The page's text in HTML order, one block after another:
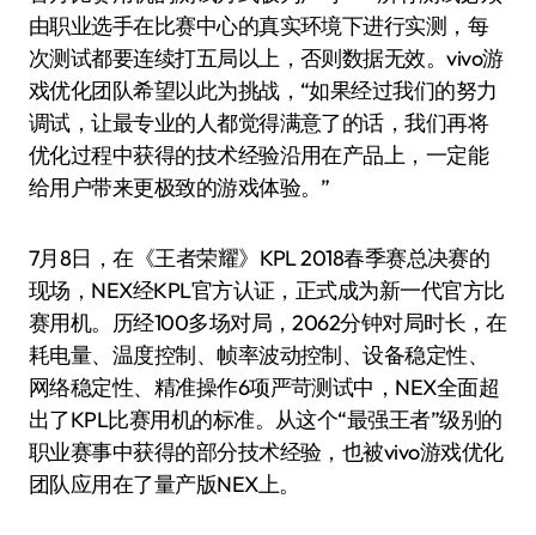
由职业选手在比赛中心的真实环境下进行实测，每
次测试都要连续打五局以上，否则数据无效。vivo游
戏优化团队希望以此为挑战，“如果经过我们的努力
调试，让最专业的人都觉得满意了的话，我们再将
优化过程中获得的技术经验沿用在产品上，一定能
给用户带来更极致的游戏体验。”
7月8日，在《王者荣耀》KPL 2018春季赛总决赛的
现场，NEX经KPL官方认证，正式成为新一代官方比
赛用机。历经100多场对局，2062分钟对局时长，在
耗电量、温度控制、帧率波动控制、设备稳定性、
网络稳定性、精准操作6项严苛测试中，NEX全面超
出了KPL比赛用机的标准。从这个“最强王者”级别的
职业赛事中获得的部分技术经验，也被vivo游戏优化
团队应用在了量产版NEX上。